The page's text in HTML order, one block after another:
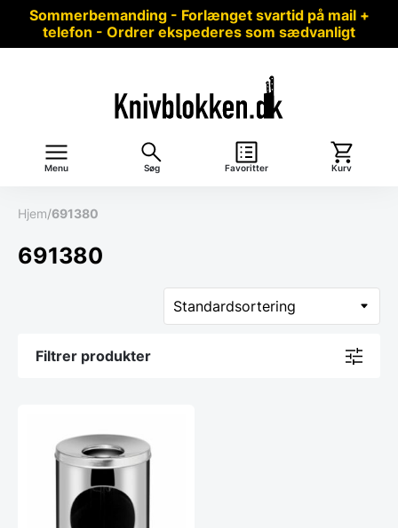
Sommerbemanding - Forlænget svartid på mail +
telefon - Ordrer ekspederes som sædvanligt
Menu Søg Favoritter Kurv
Hjem/691380
691380
Filtrer produkter